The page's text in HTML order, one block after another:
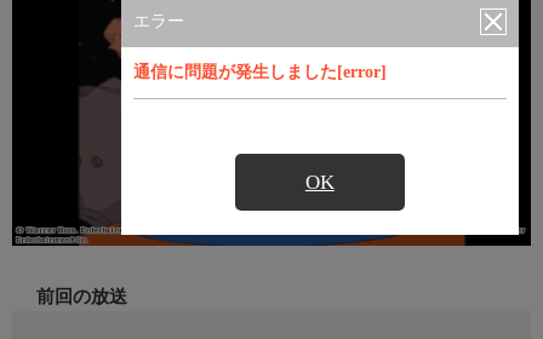
エラー
通信に問題が発生しました[error]
OK
前回の放送